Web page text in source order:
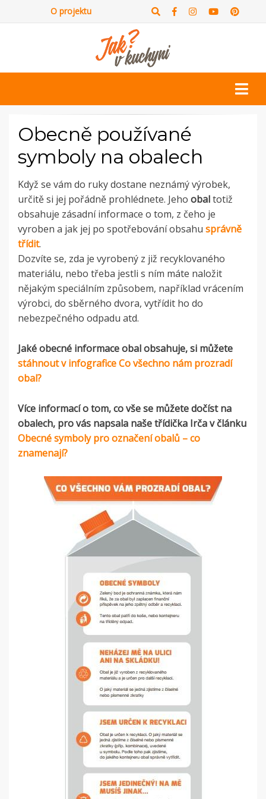
O projektu
Obecně používané
symboly na obalech
Když se vám do ruky dostane neznámý výrobek,
určitě si jej pořádně prohlédnete. Jeho obaltotiž
obsahuje zásadní informace o tom, z čeho je
vyroben a jak jej po spotřebování obsahu správně
třídit.
Dozvíte se, zda je vyrobený z již recyklovaného
materiálu, nebo třeba jestli s ním máte naložit
nějakým speciálním způsobem, například vrácením
výrobci, do sběrného dvora, vytřídit ho do
nebezpečného odpadu atd.
Jaké obecné informace obal obsahuje, si můžete
stáhnout v infografice Co všechno nám prozradí
obal?
Více informací o tom, co vše se můžete dočíst na
obalech, pro vás napsala naše třídička Irča v článku
Obecné symboly pro označení obalů – co
znamenají?